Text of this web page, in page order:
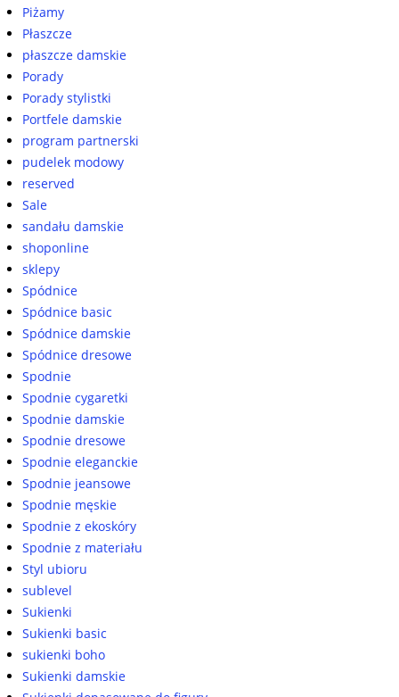
Piżamy
Płaszcze
płaszcze damskie
Porady
Porady stylistki
Portfele damskie
program partnerski
pudelek modowy
reserved
Sale
sandału damskie
shoponline
sklepy
Spódnice
Spódnice basic
Spódnice damskie
Spódnice dresowe
Spodnie
Spodnie cygaretki
Spodnie damskie
Spodnie dresowe
Spodnie eleganckie
Spodnie jeansowe
Spodnie męskie
Spodnie z ekoskóry
Spodnie z materiału
Styl ubioru
sublevel
Sukienki
Sukienki basic
sukienki boho
Sukienki damskie